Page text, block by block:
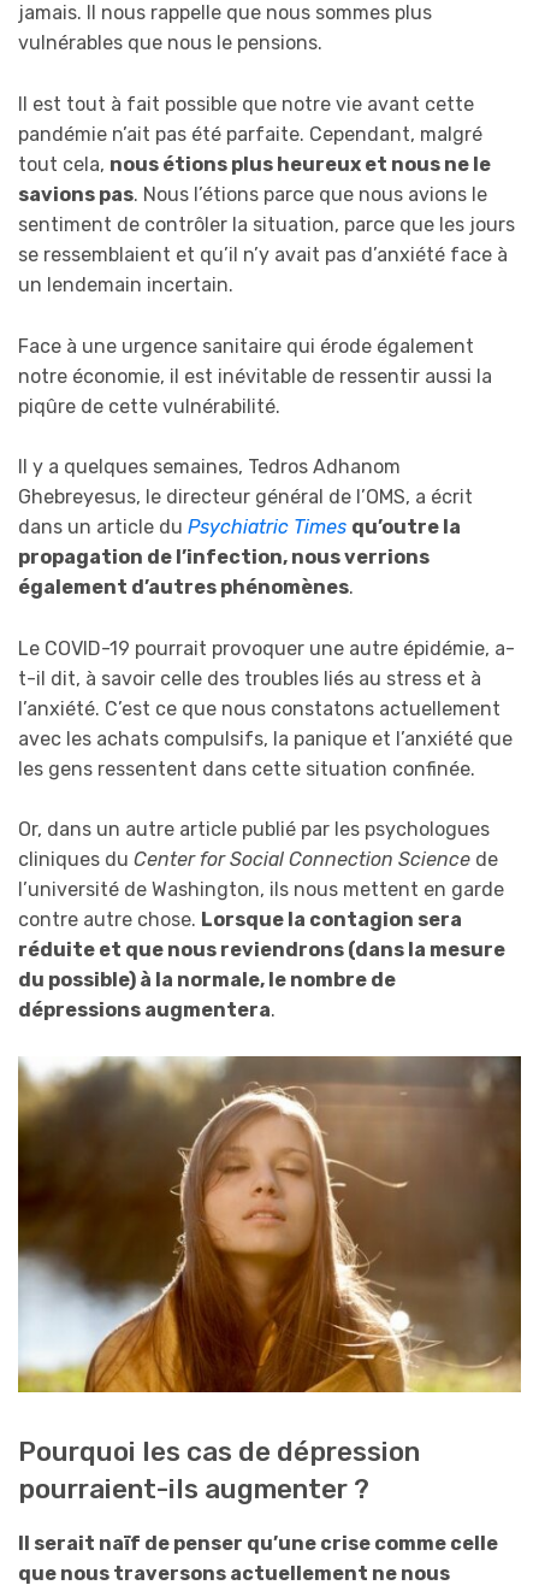
jamais. Il nous rappelle que nous sommes plus
vulnérables que nous le pensions.
Il est tout à fait possible que notre vie avant cette
pandémie n’ait pas été parfaite. Cependant, malgré
tout cela, nous étions plus heureux et nous ne le
savions pas. Nous l’étions parce que nous avions le
sentiment de contrôler la situation, parce que les jours
se ressemblaient et qu’il n’y avait pas d’anxiété face à
un lendemain incertain.
Face à une urgence sanitaire qui érode également
notre économie, il est inévitable de ressentir aussi la
piqûre de cette vulnérabilité.
Il y a quelques semaines, Tedros Adhanom
Ghebreyesus, le directeur général de l’OMS, a écrit
dans un article du Psychiatric Times qu’outre la
propagation de l’infection, nous verrions
également d’autres phénomènes.
Le COVID-19 pourrait provoquer une autre épidémie, a-
t-il dit, à savoir celle des troubles liés au stress et à
l’anxiété. C’est ce que nous constatons actuellement
avec les achats compulsifs, la panique et l’anxiété que
les gens ressentent dans cette situation confinée.
Or, dans un autre article publié par les psychologues
cliniques du Center for Social Connection Science de
l’université de Washington, ils nous mettent en garde
contre autre chose. Lorsque la contagion sera
réduite et que nous reviendrons (dans la mesure
du possible) à la normale, le nombre de
dépressions augmentera.
Pourquoi les cas de dépression
pourraient-ils augmenter ?
Il serait naïf de penser qu’une crise comme celle
que nous traversons actuellement ne nous